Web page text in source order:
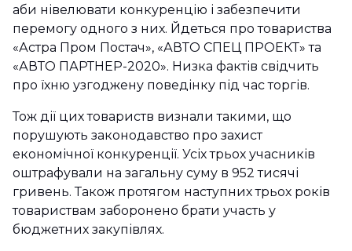
аби нівелювати конкуренцію і забезпечити
перемогу одного з них. Йдеться про товариства
«Астра Пром Постач», «АВТО СПЕЦ ПРОЕКТ» та
«АВТО ПАРТНЕР-2020». Низка фактів свідчить
про їхню узгоджену поведінку під час торгів.
Тож дії цих товариств визнали такими, що
порушують законодавство про захист
економічної конкуренції. Усіх трьох учасників
оштрафували на загальну суму в 952 тисячі
гривень. Також протягом наступних трьох років
товариствам заборонено брати участь у
бюджетних закупівлях.